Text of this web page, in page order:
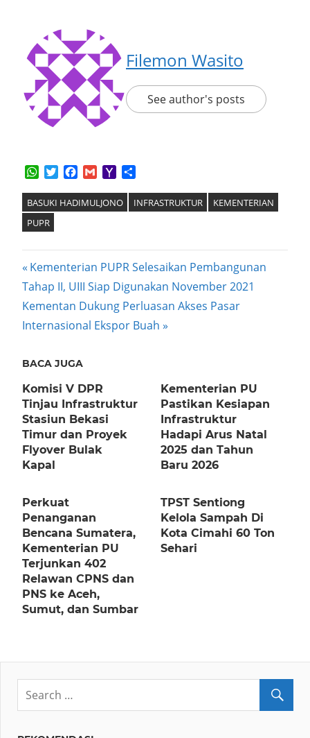
Filemon Wasito
See author's posts
WhatsApp
TwitterFacebook
GmailYahoo
BASUKI HADIMULJONO INFRASTRUKTUR
KEMENTERIAN
PUPR
Post
navigation
Previous
Post:
Kementerian PUPR Selesaikan Pembangunan
Tahap II, UIII Siap Digunakan November 2021
Next
Post:
Kementan Dukung Perluasan Akses Pasar
Internasional Ekspor Buah
BACA JUGA
Komisi V DPR
Tinjau Infrastruktur
Stasiun Bekasi
Timur dan Proyek
Flyover Bulak
Kapal
Kementerian PU
Pastikan Kesiapan
Infrastruktur
Hadapi Arus Natal
2025 dan Tahun
Baru 2026
Perkuat
Penanganan
Bencana Sumatera,
Kementerian PU
Terjunkan 402
Relawan CPNS dan
PNS ke Aceh,
Sumut, dan Sumbar
TPST Sentiong
Kelola Sampah Di
Kota Cimahi 60 Ton
Sehari